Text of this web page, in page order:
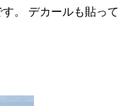
。 デカールも貼って